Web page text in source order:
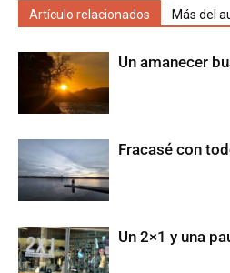
Artículo relacionados Más del
Un amanecer
Fracasé con
Un 2×1 y una